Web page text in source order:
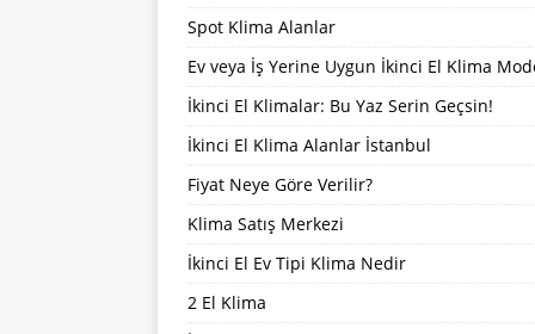
Spot Klima Alanlar
Ev veya İş Yerine Uygun İkinci El Klima
İkinci El Klimalar: Bu Yaz Serin Geçsin!
İkinci El Klima Alanlar İstanbul
Fiyat Neye Göre Verilir?
Klima Satış Merkezi
İkinci El Ev Tipi Klima Nedir
2 El Klima